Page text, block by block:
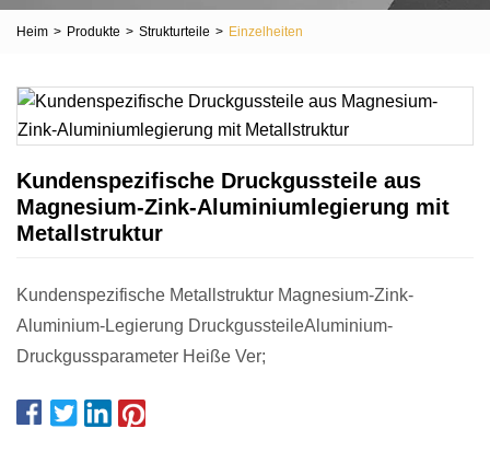
Heim > Produkte > Strukturteile > Einzelheiten
Kundenspezifische Druckgussteile aus
Magnesium-Zink-Aluminiumlegierung mit
Metallstruktur
Kundenspezifische Metallstruktur Magnesium-Zink-
Aluminium-Legierung DruckgussteileAluminium-
Druckgussparameter Heiße Ver;